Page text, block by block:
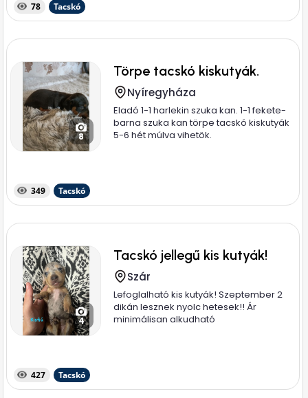
78 Tacskó
8
Törpe tacskó kiskutyák.
Nyíregyháza
Eladó 1-1 harlekin szuka kan. 1-1 fekete-
barna szuka kan törpe tacskó kiskutyák
5-6 hét múlva vihetök.
349 Tacskó
4
Tacskó jellegű kis kutyák!
Szár
Lefoglalható kis kutyák! Szeptember 2
dikán lesznek nyolc hetesek!! Ár
minimálisan alkudható
427 Tacskó